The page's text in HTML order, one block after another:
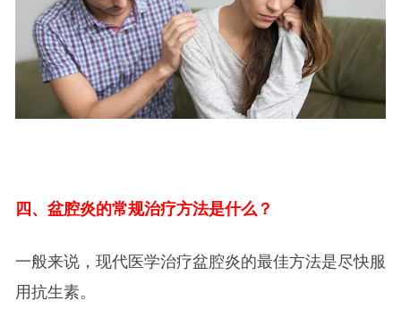
四、盆腔炎的常规治疗方法是什么？
一般来说，现代医学治疗盆腔炎的最佳方法是尽快服
用抗生素。